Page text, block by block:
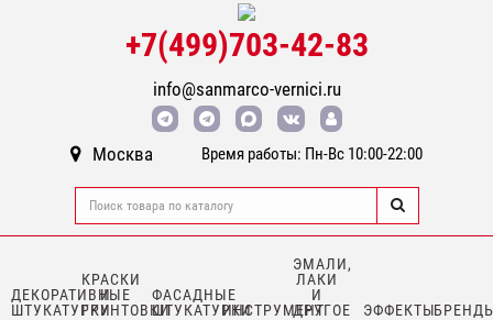
+7(499)703-42-83
info@sanmarco-vernici.ru
Москва Время работы: Пн-Вс 10:00-22:00
ДЕКОРАТИВНЫЕ
ШТУКАТУРКИ
КРАСКИ
И
ГРУНТОВКИ
ФАСАДНЫЕ
ШТУКАТУРКИИНСТРУМЕНТ
ЭМАЛИ,
ЛАКИ
И
ДРУГОЕ
ЭФФЕКТЫ